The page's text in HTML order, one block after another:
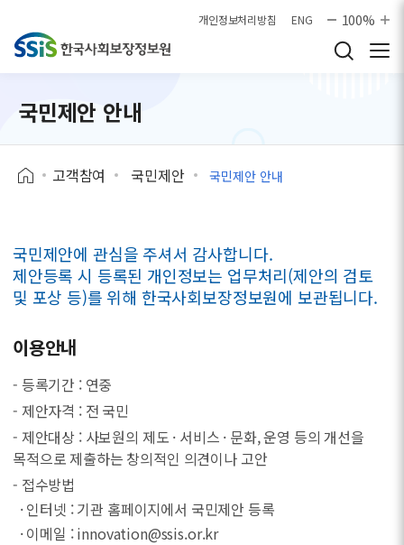
개인정보처리방침 ENG 100%
국민제안 안내
고객참여 국민제안 국민제안 안내
국민제안에 관심을 주셔서 감사합니다.
제안등록 시 등록된 개인정보는 업무처리(제안의 검토
및 포상 등)를 위해 한국사회보장정보원에 보관됩니다.
이용안내
- 등록기간 : 연중
- 제안자격 : 전 국민
- 제안대상 : 사보원의 제도 · 서비스 · 문화, 운영 등의 개선을
목적으로 제출하는 창의적인 의견이나 고안
- 접수방법
· 인터넷 : 기관 홈페이지에서 국민제안 등록
· 이메일 : innovation@ssis.or.kr